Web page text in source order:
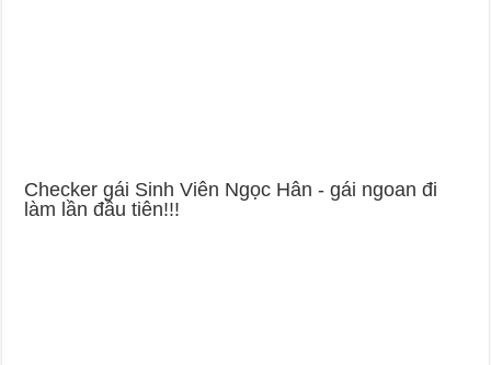
Checker gái Sinh Viên Ngọc Hân - gái ngoan đi
làm lần đầu tiên!!!